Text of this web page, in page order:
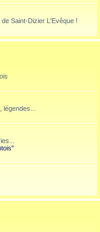
Saint-Dizier L'Evêque !